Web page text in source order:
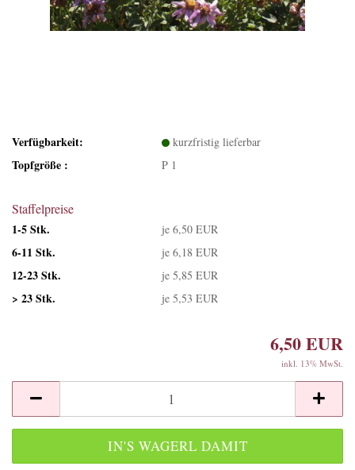
Verfügbarkeit: kurzfristig lieferbar
Topfgröße : P 1
Staffelpreise
1-5 Stk.
je 6,50 EUR
6-11 Stk. je 6,18 EUR
12-23 Stk. je 5,85 EUR
> 23 Stk. je 5,53 EUR
6,50 EUR
inkl. 13% MwSt.